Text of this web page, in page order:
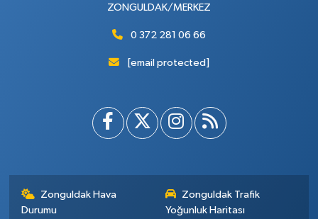
ZONGULDAK/MERKEZ
0 372 281 06 66
[email protected]
Zonguldak Hava
Durumu
Zonguldak Trafik
Yoğunluk Haritası